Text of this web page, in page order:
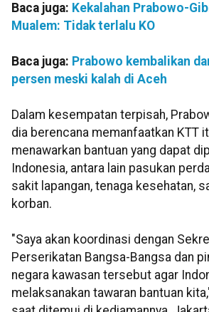
Baca juga: Kekalahan Prabowo-
Mualem: Tidak terlalu KO
Baca juga: Prabowo kembalikan
persen meski kalah di Aceh
Dalam kesempatan terpisah,
dia berencana memanfaatkan KTT
menawarkan bantuan yang dapat
Indonesia, antara lain pasukan
sakit lapangan, tenaga kesehatan,
korban.
"Saya akan koordinasi dengan
Perserikatan Bangsa-Bangsa dan
negara kawasan tersebut agar
melaksanakan tawaran bantuan